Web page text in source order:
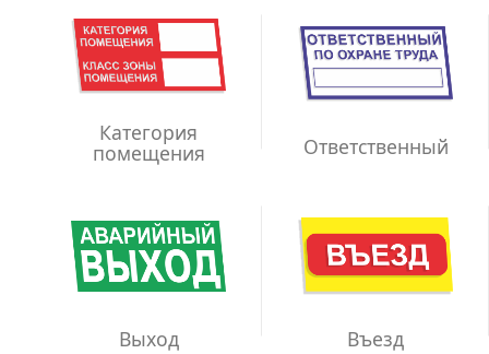
Категория
помещения Ответственный
Выход Въезд